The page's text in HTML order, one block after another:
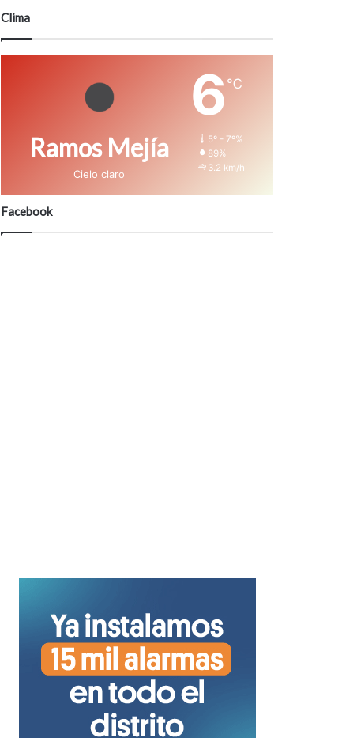
Clima
Ramos Mejía
Cielo claro
6 ℃
5º - 7º%
89%
3.2 km/h
Facebook